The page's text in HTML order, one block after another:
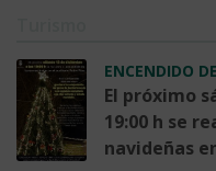
ENCENDIDO
El próximo
19:00 h se
navideñas